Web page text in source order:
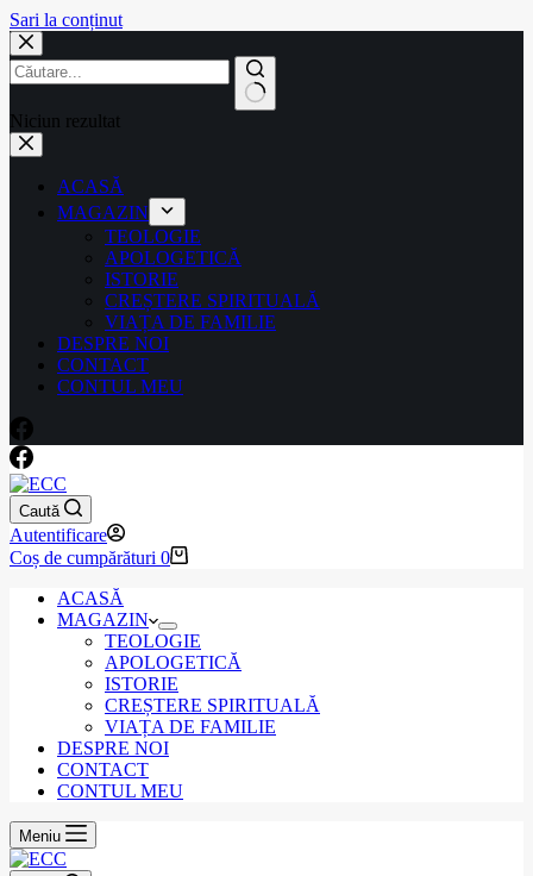
Sari la conținut
Niciun rezultat
ACASĂ
MAGAZIN
TEOLOGIE
APOLOGETICĂ
ISTORIE
CREȘTERE SPIRITUALĂ
VIAȚA DE FAMILIE
DESPRE NOI
CONTACT
CONTUL MEU
Caută
Autentificare
Coș de cumpărături 0
ACASĂ
MAGAZIN
TEOLOGIE
APOLOGETICĂ
ISTORIE
CREȘTERE SPIRITUALĂ
VIAȚA DE FAMILIE
DESPRE NOI
CONTACT
CONTUL MEU
Meniu